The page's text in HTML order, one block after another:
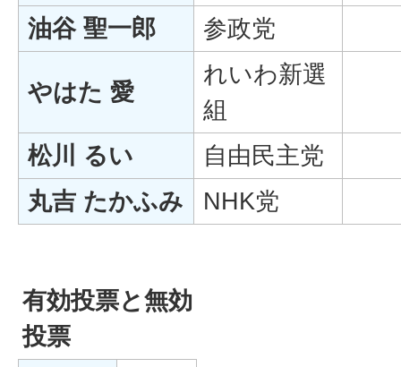
油谷 聖一郎 参政党
やはた 愛
れいわ新選
組
松川 るい
自由民主党
丸吉 たかふみ
NHK党
有効投票と無効
投票